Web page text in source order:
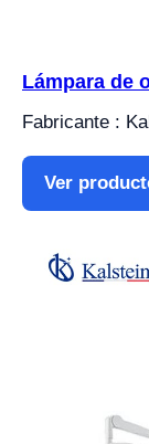
Lámpara de
Fabricante :
Ver